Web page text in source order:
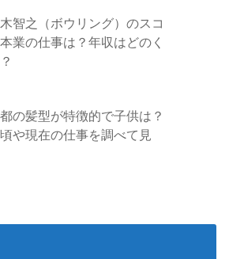
智之（ボウリング）のスコ
業の仕事は？年収はどのく
の髪型が特徴的で子供は？
や現在の仕事を調べて見